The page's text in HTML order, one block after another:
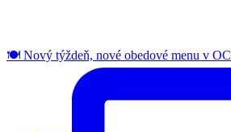
🍽️ Nový týždeň, nové obedové menu v OC